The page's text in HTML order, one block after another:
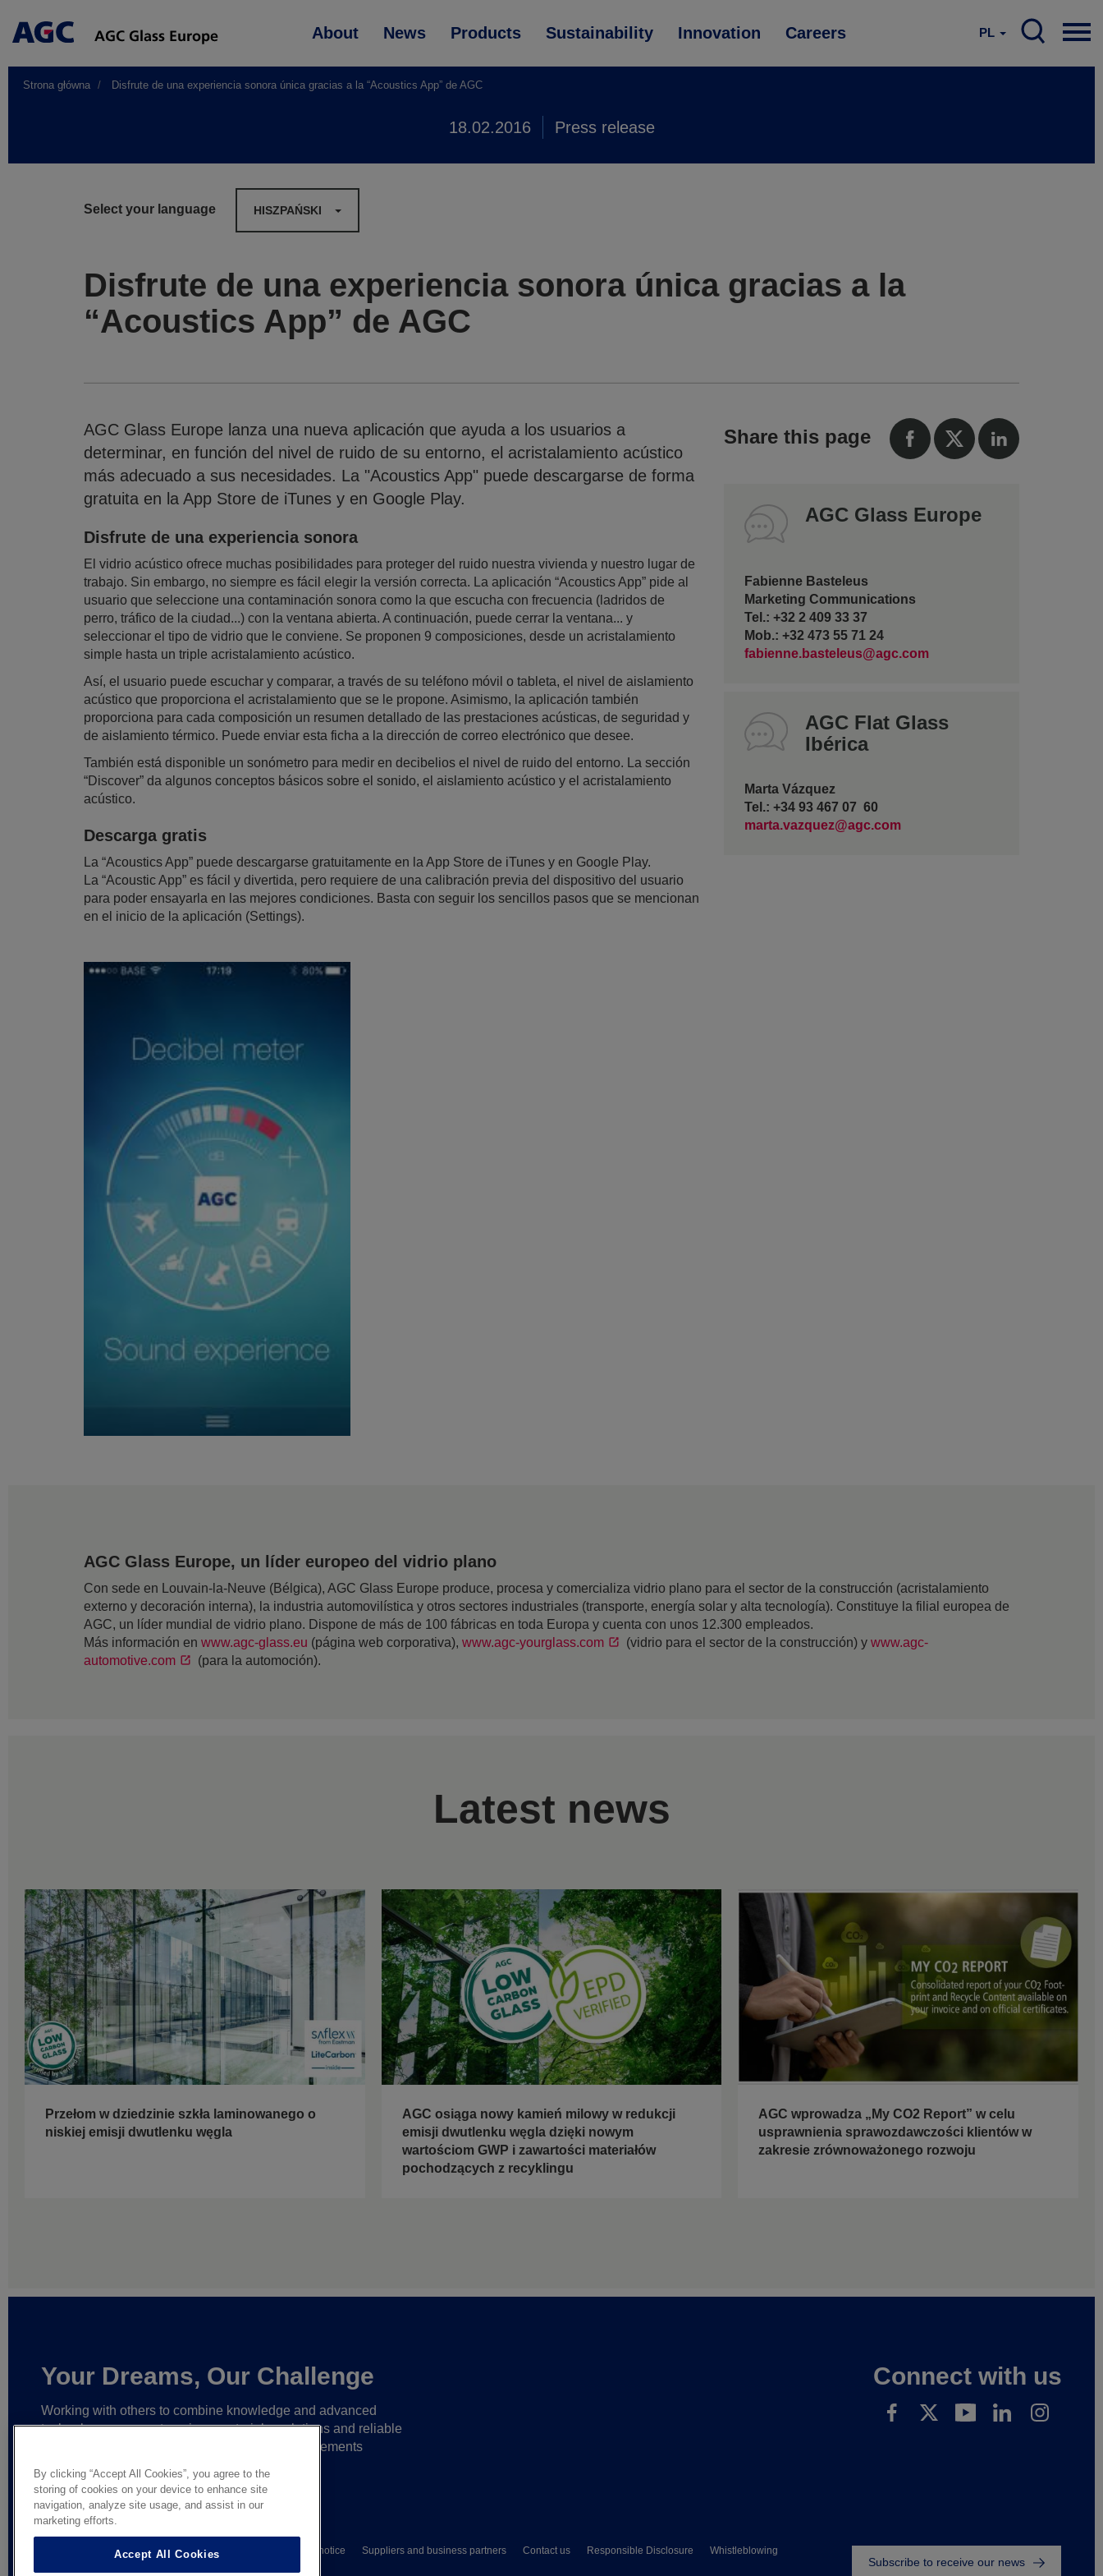
Main
About News Products Sustainability Innovation Careers PL
Strona główna Disfrute de una experiencia sonora única gracias a la “Acoustics App” de AGC
18.02.2016 Press release
Select your language HISZPAŃSKI
Disfrute de una experiencia sonora única gracias a la
“Acoustics App” de AGC
AGC Glass Europe lanza una nueva aplicación que ayuda a los usuarios a
determinar, en función del nivel de ruido de su entorno, el acristalamiento acústico
más adecuado a sus necesidades. La "Acoustics App" puede descargarse de forma
gratuita en la App Store de iTunes y en Google Play.
Disfrute de una experiencia sonora
El vidrio acústico ofrece muchas posibilidades para proteger del ruido nuestra vivienda y nuestro lugar de
trabajo. Sin embargo, no siempre es fácil elegir la versión correcta. La aplicación “Acoustics App” pide al
usuario que seleccione una contaminación sonora como la que escucha con frecuencia (ladridos de
perro, tráfico de la ciudad...) con la ventana abierta. A continuación, puede cerrar la ventana... y
seleccionar el tipo de vidrio que le conviene. Se proponen 9 composiciones, desde un acristalamiento
simple hasta un triple acristalamiento acústico.
Así, el usuario puede escuchar y comparar, a través de su teléfono móvil o tableta, el nivel de aislamiento
acústico que proporciona el acristalamiento que se le propone. Asimismo, la aplicación también
proporciona para cada composición un resumen detallado de las prestaciones acústicas, de seguridad y
de aislamiento térmico. Puede enviar esta ficha a la dirección de correo electrónico que desee.
También está disponible un sonómetro para medir en decibelios el nivel de ruido del entorno. La sección
“Discover” da algunos conceptos básicos sobre el sonido, el aislamiento acústico y el acristalamiento
acústico.
Descarga gratis
La “Acoustics App” puede descargarse gratuitamente en la App Store de iTunes y en Google Play.
La “Acoustic App” es fácil y divertida, pero requiere de una calibración previa del dispositivo del usuario
para poder ensayarla en las mejores condiciones. Basta con seguir los sencillos pasos que se mencionan
en el inicio de la aplicación (Settings).
Share this page
AGC Glass Europe
Fabienne Basteleus
Marketing Communications
Tel.: +32 2 409 33 37
Mob.: +32 473 55 71 24
fabienne.basteleus@agc.com
AGC Flat Glass
Ibérica
Marta Vázquez
Tel.: +34 93 467 07 60
marta.vazquez@agc.com
AGC Glass Europe, un líder europeo del vidrio plano
Con sede en Louvain-la-Neuve (Bélgica), AGC Glass Europe produce, procesa y comercializa vidrio plano para el sector de la construcción (acristalamiento
externo y decoración interna), la industria automovilística y otros sectores industriales (transporte, energía solar y alta tecnología). Constituye la filial europea de
AGC, un líder mundial de vidrio plano. Dispone de más de 100 fábricas en toda Europa y cuenta con unos 12.300 empleados.
Más información en www.agc-glass.eu (página web corporativa), www.agc-yourglass.com (vidrio para el sector de la construcción) y www.agc-
automotive.com
(para la automoción).
Latest news
Przełom w dziedzinie szkła laminowanego o
niskiej emisji dwutlenku węgla
AGC osiąga nowy kamień milowy w redukcji
emisji dwutlenku węgla dzięki nowym
wartościom GWP i zawartości materiałów
pochodzących z recyklingu
AGC wprowadza „My CO2 Report” w celu
usprawnienia sprawozdawczości klientów w
zakresie zrównoważonego rozwoju
Your Dreams, Our Challenge
Working with others to combine knowledge and advanced
technology,we create unique materials, solutions and reliable
that help make ever greater achievements
Connect with us
Footer
© AGC Glass Europe 2026 Wettelijke informatie Privacy notice Suppliers and business partners Contact us Responsible Disclosure
Whistleblowing
General terms of sale
Subscribe to receive our news
By clicking “Accept All Cookies”, you agree to the
storing of cookies on your device to enhance site
navigation, analyze site usage, and assist in our
marketing efforts.
Accept All Cookies